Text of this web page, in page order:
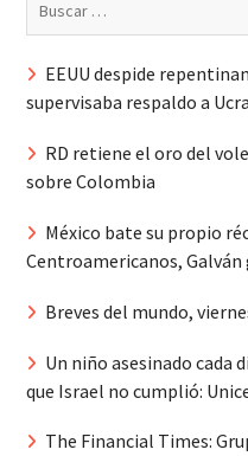
EEUU despide
supervisaba respaldo a
RD retiene el oro del
sobre Colombia
México bate su propio
Centroamericanos,
Breves del mundo,
Un niño asesinado cada
que Israel no cumplió:
The Financial Times: